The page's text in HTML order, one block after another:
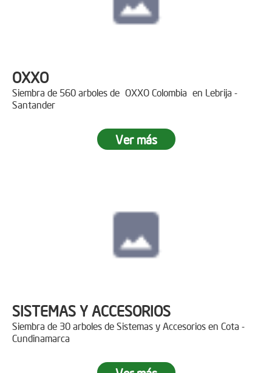
OXXO
Siembra de 560 arboles de OXXO Colombia en Lebrija -
Santander
Ver más
SISTEMAS Y ACCESORIOS
Siembra de 30 arboles de Sistemas y Accesorios en Cota -
Cundinamarca